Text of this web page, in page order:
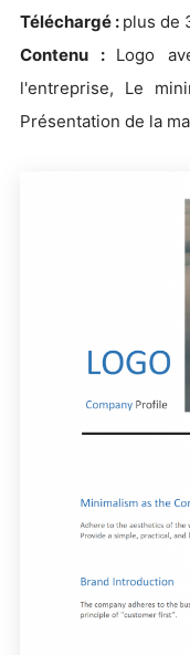
Téléchargé : plus de
Contenu : Logo
l'entreprise, Le
Présentation de la